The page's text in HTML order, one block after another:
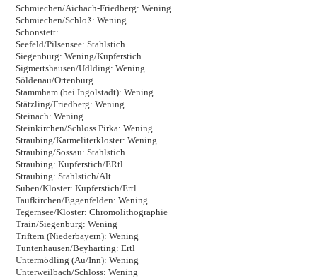
Schmiechen/Aichach-Friedberg: Wening
Schmiechen/Schloß: Wening
Schonstett:
Seefeld/Pilsensee: Stahlstich
Siegenburg: Wening/Kupferstich
Sigmertshausen/Udlding: Wening
Söldenau/Ortenburg
Stammham (bei Ingolstadt): Wening
Stätzling/Friedberg: Wening
Steinach: Wening
Steinkirchen/Schloss Pirka: Wening
Straubing/Karmeliterkloster: Wening
Straubing/Sossau: Stahlstich
Straubing: Kupferstich/ERtl
Straubing: Stahlstich/Alt
Suben/Kloster: Kupferstich/Ertl
Taufkirchen/Eggenfelden: Wening
Tegernsee/Kloster: Chromolithographie
Train/Siegenburg: Wening
Triftern (Niederbayern): Wening
Tuntenhausen/Beyharting: Ertl
Untermödling (Au/Inn): Wening
Unterweilbach/Schloss: Wening